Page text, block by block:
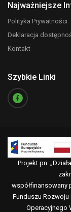
Najważniejsze
Polityka Prywatności
Deklaracja
Kontakt
Szybkie Linki
Projekt pn.
współfinansowany
Funduszu Rozwoju
Operacyjnego